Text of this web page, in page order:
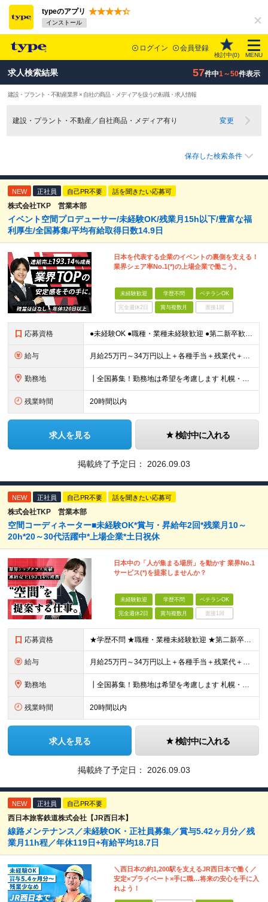
typeのアプリ
インストール
ログイン 会員登録
検討中(0) MENU
求人検索結果 57件中1～50件表示
建設・プラント・不動産業界 × 自社の商品・メディアを扱うの転職・求人情報
建設・プラント・不動産／自社商品・メディア有り 変更
保存した検索条件
NEW 正社員 自己PR不要 話を聞きたい応募可
株式会社TKP 営業本部
イベント空間プロデューサー/未経験OK/残業月15h以下/豊富な福
利厚生/全国募集/平均有給取得日数14.9日
日本を代表する企業のイベントの裏側を支える！
業界シェア率No.1(*)の上場企業で働こう。
未経験歓迎 学歴不問 ベテランOK
完全週休2日 賞与複数月 面接1回
応募資格 ●未経験OK ●職種・業種未経験歓迎 ●第二新卒歓迎 ●学歴不問 ＜こんな方におすすめ！＞ ◎ホテル・アパレル・携帯販売など接客経験を活かしたい ◎「今の会社、この先が見えない」と感じている ◎上場
給与 月給25万円～34万円以上＋各種手当＋残業代＋賞与年2回（昨年度2～4ヶ月分） 初年度想定年収：350万円～ ＜クラス・経験別の月給目安＞ ■メンバークラス：月給25万円以上 ■店長やSVなどのマネ
勤務地 ┃全国募集！勤務地は希望を考慮します 札幌・仙台・東京・横浜・静岡・名古屋・大阪・京都・広島・福岡 募集 ※上記のほか、全国に拠点あり ※キャリアアップやキャリアシフトに伴う転勤も一部ありますが、基
残業時間 20時間以内
求人を見る 検討中に入れる
掲載終了予定日： 2026.09.03
NEW 正社員 自己PR不要 話を聞きたい応募可
株式会社TKP 営業本部
空間コーディネーター■未経験OK*賞与・昇給年2回*残業月10～
20h*20～30代活躍中*上場企業*土日祝休
日本中の「人が集まる場所」を動かす 業界No.1
サービス(*)を提案しませんか？
未経験歓迎 学歴不問 ベテランOK
完全週休2日 賞与複数月 面接1回
応募資格 ★学歴不問 ★職種・業種未経験歓迎 ★第二新卒歓迎 ＜こんな方にオススメ＞ ◎一つの商材ではなく、幅広い提案で勝負したい ◎成長企業でスケールの大きい仕事に挑戦したい ◎実力を評価されたい＆腰を据え
給与 月給25万円～34万円以上＋各種手当＋残業代＋賞与年2回 初年度想定年収：348万円～ ※経験・能力を考慮のうえ優遇します。 ※上記にはエリア給（10,000円～15,000円）、見込み残業代（20
勤務地 ┃全国募集！勤務地は希望を考慮します 札幌・仙台・東京・横浜・金沢・名古屋・大阪・京都・広島・福岡 募集 ※上記のほか、全国に拠点あり ※キャリアアップやキャリアシフトに伴う転勤も一部ありますが、基
残業時間 20時間以内
求人を見る 検討中に入れる
掲載終了予定日： 2026.09.03
NEW 正社員 自己PR不要
西日本旅客鉄道株式会社【JR西日本】
線路メンテナンス／未経験OK・正社員募集／賞与5.42ヶ月分／残
業月11h程／年休119日+有給平均18.7日
＼西日本の約1,200駅を支えるJR西日本で働く／
安定×プライベート×手に職…将来の安心を手に入
れよう！